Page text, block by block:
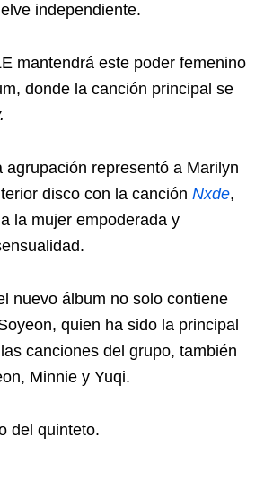
independiente.
mantendrá este poder femenino
donde la canción principal se
agrupación representó a Marilyn
disco con la canción Nxde,
la mujer empoderada y
nuevo álbum no solo contiene
quien ha sido la principal
canciones del grupo, también
Minnie y Yuqi.
del quinteto.